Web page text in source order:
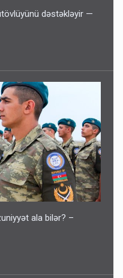
dəstəkləyir —
ala bilər? –